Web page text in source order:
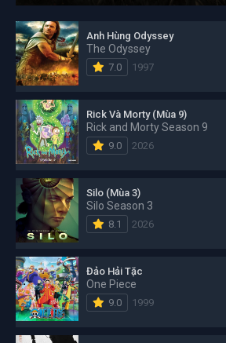
Anh Hùng Odyssey
The Odyssey
7.0 1997
Rick Và Morty (Mùa 9)
Rick and Morty Season 9
9.0 2026
Silo (Mùa 3)
Silo Season 3
8.1 2026
Đảo Hải Tặc
One Piece
9.0 1999